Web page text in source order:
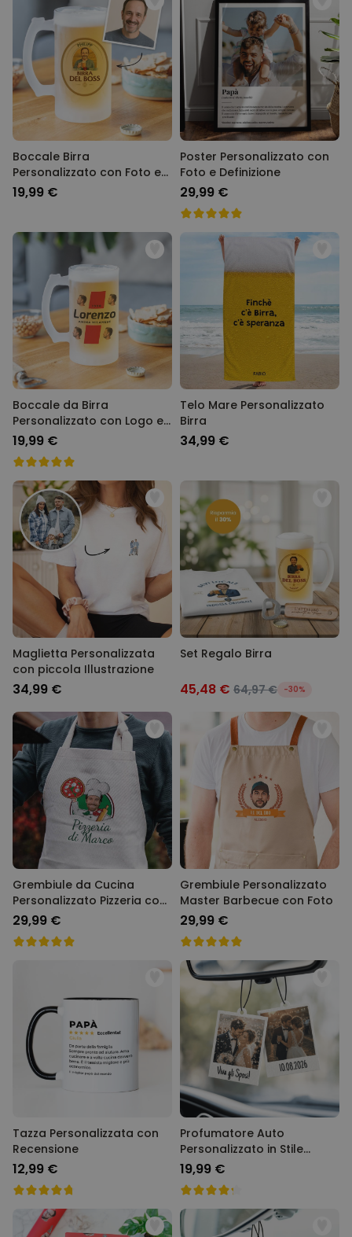
Boccale Birra
Personalizzato con Foto e
Nome
19,99 €
Poster Personalizzato con
Foto e Definizione
29,99 €
Boccale da Birra
Personalizzato con Logo e
4 Volti
19,99 €
Telo Mare Personalizzato
Birra
34,99 €
Maglietta Personalizzata
con piccola Illustrazione
34,99 €
Set Regalo Birra
45,48 € 64,97 € -30%
Grembiule da Cucina
Personalizzato Pizzeria con
Viso
29,99 €
Grembiule Personalizzato
Master Barbecue con Foto
29,99 €
Tazza Personalizzata con
Recensione
12,99 €
Profumatore Auto
Personalizzato in Stile
Polaroid Set da 2
19,99 €